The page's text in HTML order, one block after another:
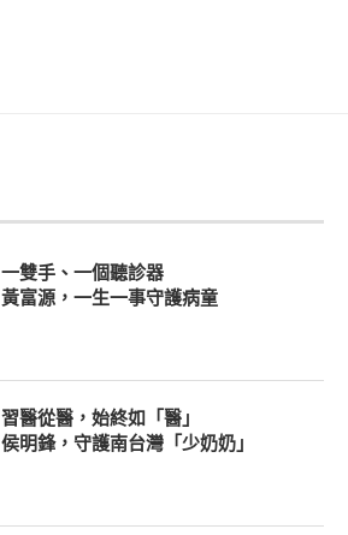
一雙手、一個聽診器
黃富源，一生一事守護病童
習醫從醫，始終如「醫」
侯明鋒，守護南台灣「少奶奶」